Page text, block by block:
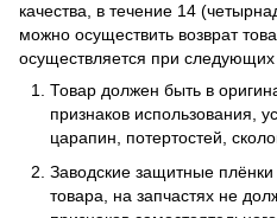
качества, в течение 14
можно осуществить возврат
осуществляется при следующих
Товар должен быть в
признаков использования,
царапин, потертостей,
Заводские защитные
товара, на запчастях не